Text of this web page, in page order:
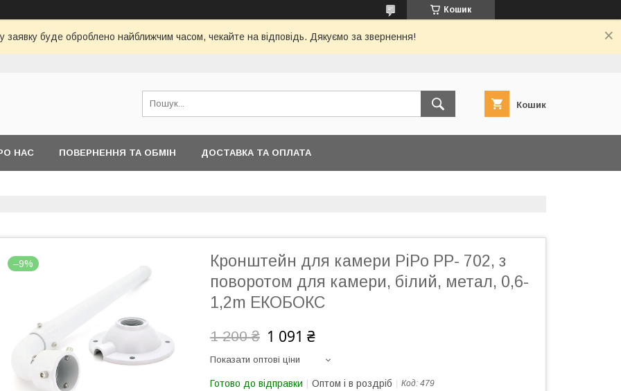
Кошик
заявку буде оброблено найближчим часом, чекайте на відповідь. Дякуємо за звернення!
Кошик
НАС ПОВЕРНЕННЯ ТА ОБМІН ДОСТАВКА ТА ОПЛАТА
–9%
Кронштейн для камери PiPo PP- 702, з
поворотом для камери, білий, метал, 0,6-
1,2m ЕКОБОКС
1 200 ₴ 1 091 ₴
Показати оптові ціни
Готово до відправки Оптом і в роздріб Код: 479